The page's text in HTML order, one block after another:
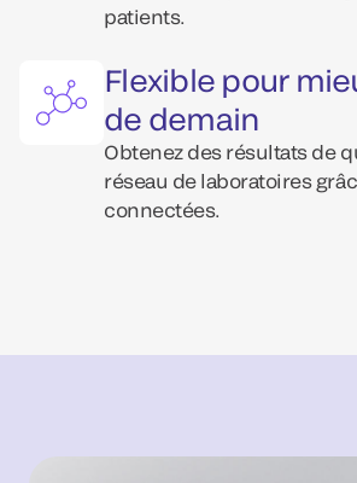
patients.
Flexible pour
de demain
Obtenez des résultats de
réseau de laboratoires
connectées.